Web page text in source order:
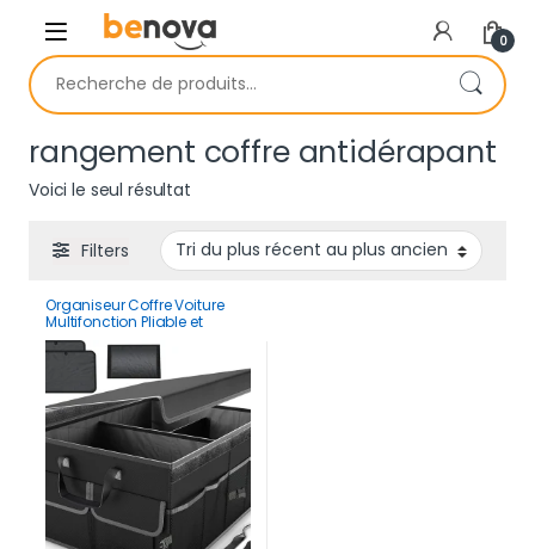
Skip to navigation
Skip to content
0
Recherche pour :
rangement coffre antidérapant
Voici le seul résultat
Filters
Organiseur Coffre Voiture
Multifonction Pliable et
Renforcé Pour Rangement
Robuste Avec Poignées &
Poches